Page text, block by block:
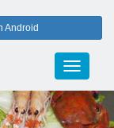
Android
Toggle